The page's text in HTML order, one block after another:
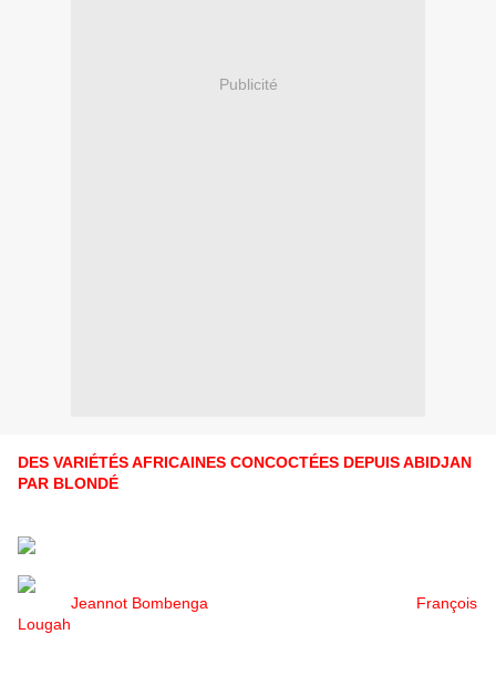
Publicité
DES VARIÉTÉS AFRICAINES CONCOCTÉES DEPUIS ABIDJAN
PAR BLONDÉ
Jeannot Bombenga
François
Lougah